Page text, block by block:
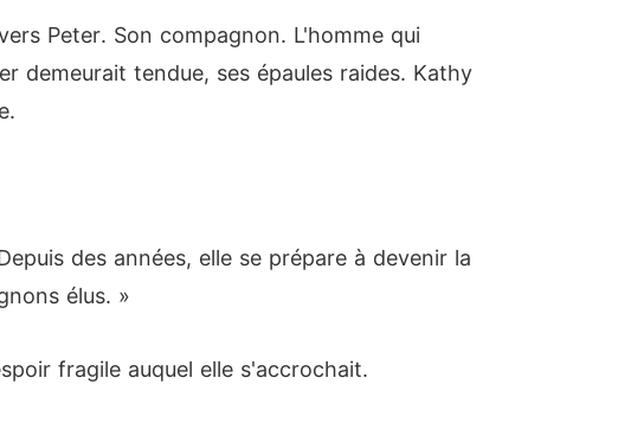
Peter. Son compagnon. L'homme qui
demeurait tendue, ses épaules raides. Kathy
des années, elle se prépare à devenir la
élus. »
fragile auquel elle s'accrochait.